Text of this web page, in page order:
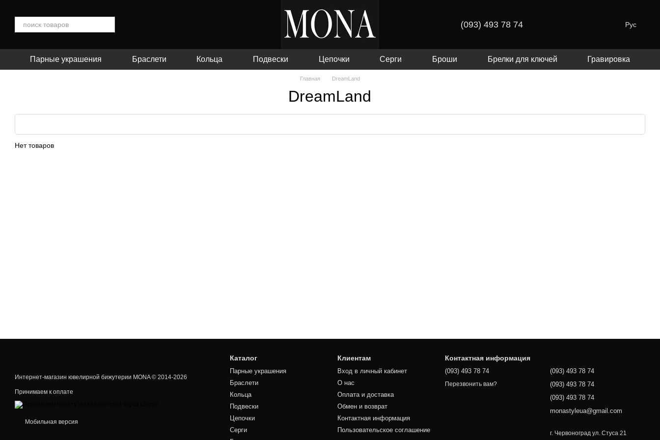
(093) 493 78 74 Рус
Парные украшения Браслети Кольца Подвески Цепочки Серги Броши Брелки для ключей Гравировка
Главная DreamLand
DreamLand
Нет товаров
Интернет-магазин ювелирной бижутерии MONA © 2014-2026
Принимаем к оплате
Мобильная версия
Каталог
Парные украшения
Браслети
Кольца
Подвески
Цепочки
Серги
Клиентам
Вход в личный кабинет
О нас
Оплата и доставка
Обмен и возврат
Контактная информация
Пользовательское соглашение
Контактная информация
(093) 493 78 74
Перезвонить вам?
(093) 493 78 74
(093) 493 78 74
(093) 493 78 74
monastyleua@gmail.com
г. Червоноград ул. Стуса 21